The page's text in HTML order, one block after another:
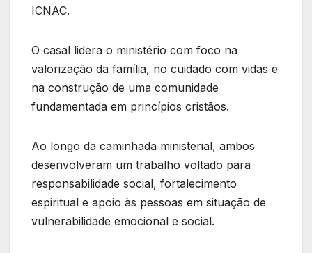
ICNAC.
O casal lidera o ministério com foco na
valorização da família, no cuidado com vidas e
na construção de uma comunidade
fundamentada em princípios cristãos.
Ao longo da caminhada ministerial, ambos
desenvolveram um trabalho voltado para
responsabilidade social, fortalecimento
espiritual e apoio às pessoas em situação de
vulnerabilidade emocional e social.